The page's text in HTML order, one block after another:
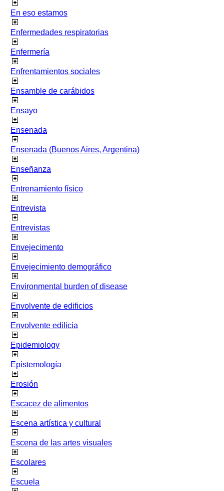
En eso estamos
Enfermedades respiratorias
Enfermería
Enfrentamientos sociales
Ensamble de carábidos
Ensayo
Ensenada
Ensenada (Buenos Aires, Argentina)
Enseñanza
Entrenamiento físico
Entrevista
Entrevistas
Envejecimento
Envejecimiento demográfico
Environmental burden of disease
Envolvente de edificios
Envolvente edilicia
Epidemiology
Epistemología
Erosión
Escacez de alimentos
Escena artística y cultural
Escena de las artes visuales
Escolares
Escuela